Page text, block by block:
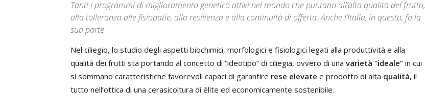
Tanti i programmi di miglioramento genetico attivi nel mondo che puntano all’alta qualità del frutto,
alla tolleranza alle fisiopatie, alla resilienza e alla continuità di offerta. Anche l’Italia, in questo, fa la
sua parte
Nel ciliegio, lo studio degli aspetti biochimici, morfologici e fisiologici legati alla produttività e alla
qualità dei frutti sta portando al concetto di “ideotipo” di ciliegia, ovvero di una varietà “ideale” in cui
si sommano caratteristiche favorevoli capaci di garantire rese elevate e prodotto di alta qualità, il
tutto nell’ottica di una cerasicoltura di élite ed economicamente sostenibile.